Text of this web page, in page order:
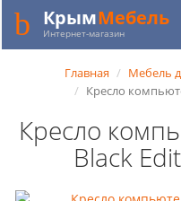
КрымМебель
Интернет-магазин
Главная Мебель
Кресло
Кресло
Black